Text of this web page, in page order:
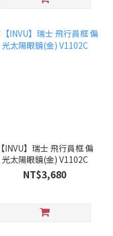
【INVU】瑞士 飛行員框 偏
光太陽眼鏡(金) V1102C
NT$3,680